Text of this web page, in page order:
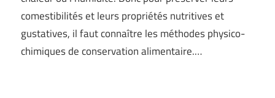
comestibilités et leurs propriétés nutritives et
gustatives, il faut connaître les méthodes physico-
chimiques de conservation alimentaire.…